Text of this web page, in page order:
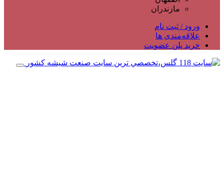
مازندران
ورود / ثبت نام
علاقه‌مندی ها
خرید پلن عضویت